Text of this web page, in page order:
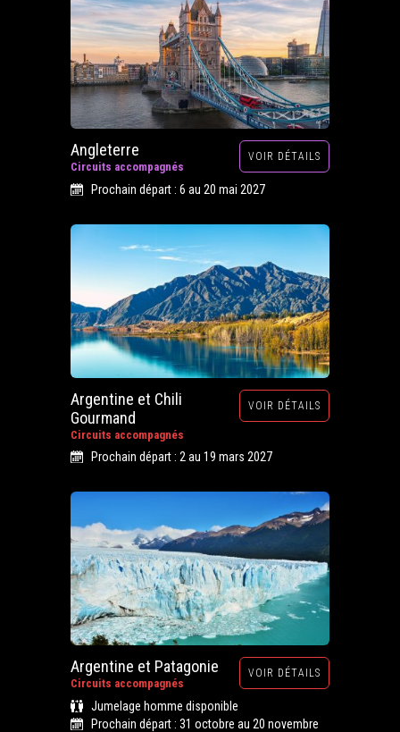
Angleterre
Circuits accompagnés
VOIR DÉTAILS
Prochain départ : 6 au 20 mai 2027
Argentine et Chili
Gourmand
Circuits accompagnés
VOIR DÉTAILS
Prochain départ : 2 au 19 mars 2027
Argentine et Patagonie
Circuits accompagnés
VOIR DÉTAILS
Jumelage homme disponible
Prochain départ : 31 octobre au 20 novembre